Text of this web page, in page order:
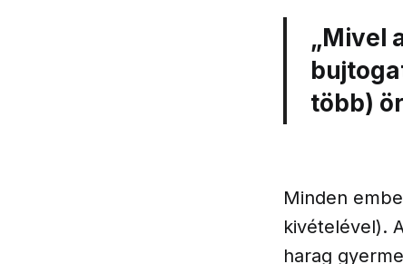
„Mivel
több)
Minden
kivételével).
harag